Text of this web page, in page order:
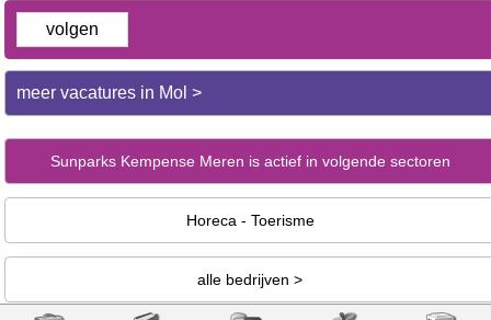
volgen
meer vacatures in Mol >
Sunparks Kempense Meren is actief in volgende sectoren
Horeca - Toerisme
alle bedrijven >